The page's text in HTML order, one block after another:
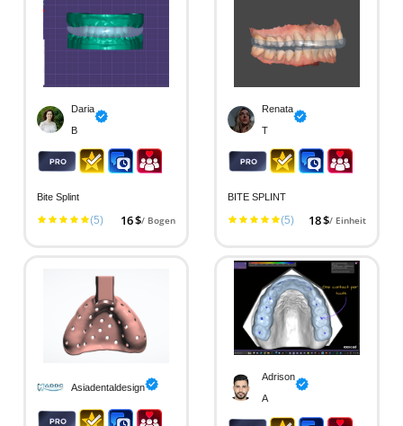
Daria
B
Bite Splint
(5) 16 $/ Bogen
Renata
T
BITE SPLINT
(5) 18 $/ Einheit
Asiadentaldesign
Adrison
A